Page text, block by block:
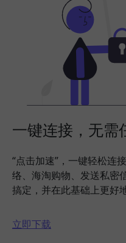
一键连接，无需
“点击加速”，一键轻松连
络、海淘购物、发送私密
搞定，并在此基础上更好
立即下载